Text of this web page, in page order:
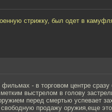
стрижку, был одет в
фильмах - в торговом центре
выстрелом в голову
перед смертью успевает
продажу оружия,еще